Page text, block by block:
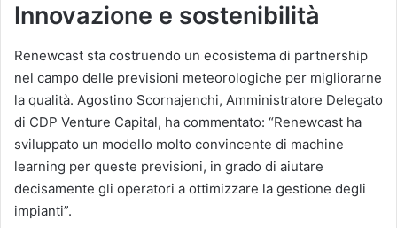
Innovazione e sostenibilità
Renewcast sta costruendo un ecosistema di partnership
nel campo delle previsioni meteorologiche per migliorarne
la qualità. Agostino Scornajenchi, Amministratore Delegato
di CDP Venture Capital, ha commentato: “Renewcast ha
sviluppato un modello molto convincente di machine
learning per queste previsioni, in grado di aiutare
decisamente gli operatori a ottimizzare la gestione degli
impianti”.